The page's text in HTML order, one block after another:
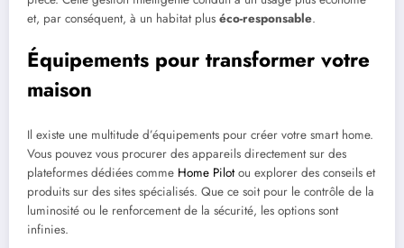
et, par conséquent, à un habitat plus éco-responsable.
Équipements pour transformer votre
maison
Il existe une multitude d’équipements pour créer votre smart home.
Vous pouvez vous procurer des appareils directement sur des
plateformes dédiées comme Home Pilotou explorer des conseils et
produits sur des sites spécialisés. Que ce soit pour le contrôle de la
luminosité ou le renforcement de la sécurité, les options sont
infinies.